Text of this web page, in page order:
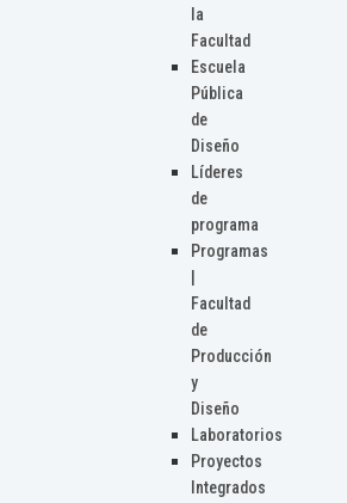
la
Facultad
Escuela
Pública
de
Diseño
Líderes
de
programa
Programas
Facultad
de
Producción
y
Diseño
Laboratorios
Proyectos
Integrados